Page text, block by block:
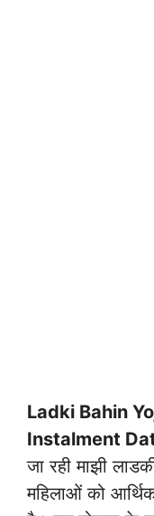
Ladki Bahin
Instalment
जा रही माझी
महिलाओं को